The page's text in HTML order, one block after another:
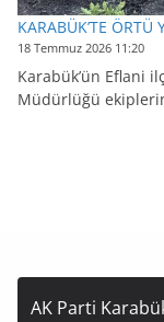
KARABÜK’TE
18 Temmuz 2026 11:20
Karabük’ün Eflani
Müdürlüğü
AK Parti